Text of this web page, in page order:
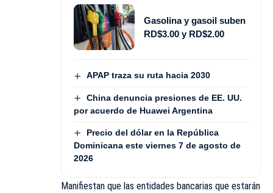
Gasolina y gasoil suben
RD$3.00 y RD$2.00
APAP traza su ruta hacia 2030
China denuncia presiones de EE. UU.
por acuerdo de Huawei Argentina
Precio del dólar en la República
Dominicana este viernes 7 de agosto de
2026
Manifiestan que las entidades bancarias que estarán